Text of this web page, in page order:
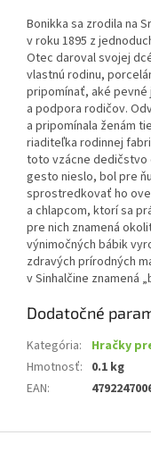
Bonikka sa zrodila na
v roku 1895 z
Otec daroval svojej
vlastnú rodinu,
pripomínať, aké pevné
a podpora rodičov.
a pripomínala ženám
riaditeľka rodinnej
toto vzácne dedičstvo
gesto nieslo, bol pre
sprostredkovať ho
a chlapcom, ktorí sa
pre nich znamená
výnimočných bábik
zdravých prírodných
v Sinhalčine znamená
Dodatočné
Kategória:
Hračky
Hmotnosť: 0.1 kg
EAN: